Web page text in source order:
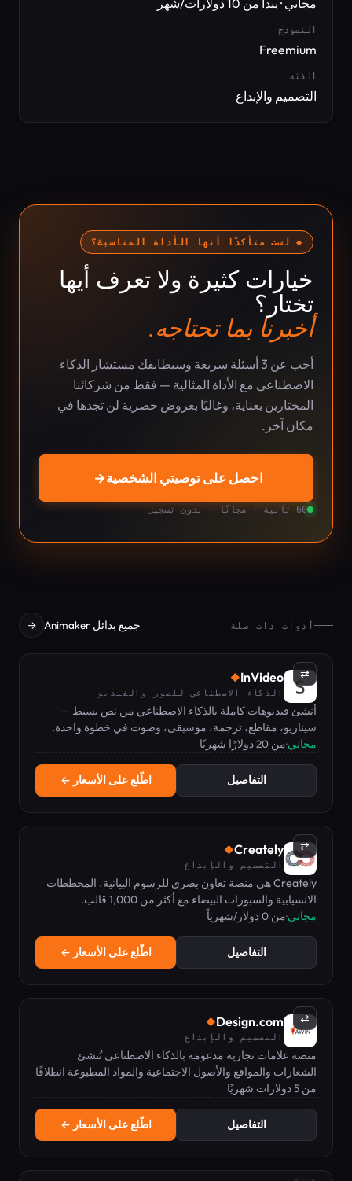
مجاني · يبدأ من 10 دولارات/شهر
النموذج
Freemium
الفئة
التصميم والإبداع
◆ لست متأكدًا أنها الأداة المناسبة؟
خيارات كثيرة ولا تعرف أيها
تختار؟
أخبرنا بما تحتاجه.
أجب عن 3 أسئلة سريعة وسيطابقك مستشار الذكاء
الاصطناعي مع الأداة المثالية — فقط من شركائنا
المختارين بعناية، وغالبًا بعروض حصرية لن تجدها في
مكان آخر.
احصل على توصيتي الشخصية→
60 ثانية · مجانًا · بدون تسجيل
أدوات ذات صلة جميع بدائل Animaker →
⇄
InVideo
◆
الذكاء الاصطناعي للصور والفيديو
أنشئ فيديوهات كاملة بالذكاء الاصطناعي من نص بسيط —
سيناريو، مقاطع، ترجمة، موسيقى، وصوت في خطوة واحدة.
مجاني·من 20 دولارًا شهريًا
التفاصيل اطّلع على الأسعار ←
⇄
Creately
◆
التصميم والإبداع
Creately هي منصة تعاون بصري للرسوم البيانية، المخططات
الانسيابية والسبورات البيضاء مع أكثر من 1,000 قالب.
مجاني·من 0 دولار/شهرياً
التفاصيل اطّلع على الأسعار ←
⇄
Design.com
◆
التصميم والإبداع
منصة علامات تجارية مدعومة بالذكاء الاصطناعي تُنشئ
الشعارات والمواقع والأصول الاجتماعية والمواد المطبوعة انطلاقًا
من اسم النشاط التجاري.
من 5 دولارات شهريًا
التفاصيل اطّلع على الأسعار ←